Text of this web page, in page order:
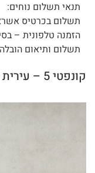
תנאי תשלום נוחים:
תשלום בכרטיס אשראי עד 6 תשלומים
הזמנה טלפונית –
תשלום ותיאום
קונפטי 5 – עירית יבלון